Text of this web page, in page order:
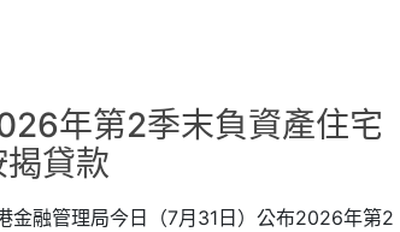
年第2季末負資產住宅
揭貸款
金融管理局今日（7月31日）公布2026年第2